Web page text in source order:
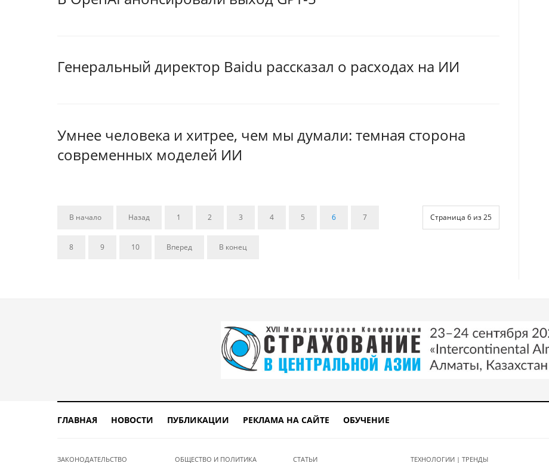
Генеральный директор Baidu рассказал о расходах на ИИ
Умнее человека и хитрее, чем мы думали: темная сторона
современных моделей ИИ
Страница 6 из 25
В начало Назад 1 2 3 4 5 6 7
8 9 10 Вперед В конец
ГЛАВНАЯ НОВОСТИ ПУБЛИКАЦИИ РЕКЛАМА НА САЙТЕ ОБУЧЕНИЕ
ЗАКОНОДАТЕЛЬСТВО ОБЩЕСТВО И ПОЛИТИКА СТАТЬИ ТЕХНОЛОГИИ | ТРЕНДЫ